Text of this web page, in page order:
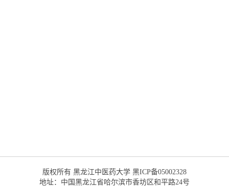
版权所有 黑龙江中医药大学 黑ICP备05002328
地址：中国黑龙江省哈尔滨市香坊区和平路24号